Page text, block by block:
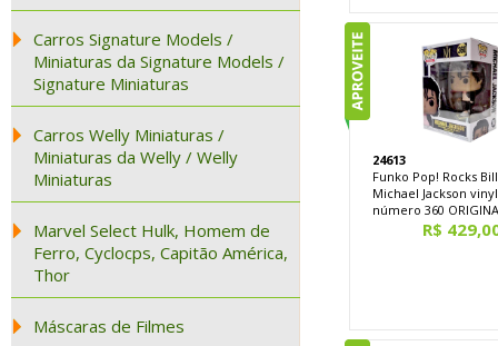
Carros Signature Models /
Miniaturas da Signature Models /
Signature Miniaturas
Carros Welly Miniaturas /
Miniaturas da Welly / Welly
Miniaturas
Marvel Select Hulk, Homem de
Ferro, Cyclocps, Capitão América,
Thor
Máscaras de Filmes
24613
Funko Pop! Rocks
Michael Jackson
número 360
R$